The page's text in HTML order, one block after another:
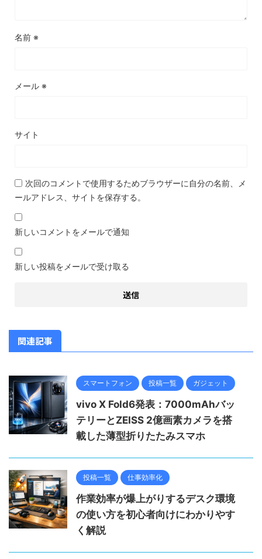
名前 ※
メール ※
サイト
次回のコメントで使用するためブラウザーに自分の名前、メ
ールアドレス、サイトを保存する。
新しいコメントをメールで通知
新しい投稿をメールで受け取る
関連記事
スマートフォン 投稿一覧 ガジェット
vivo X Fold6発表：7000mAhバッ
テリーとZEISS 2億画素カメラを搭
載した薄型折りたたみスマホ
投稿一覧 仕事効率化
作業効率が爆上がりするデスク環境
の使い方を初心者向けにわかりやす
く解説